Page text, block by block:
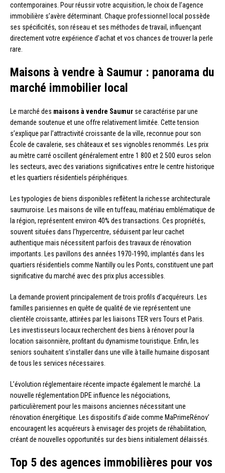
contemporaines. Pour réussir votre acquisition, le choix de l’agence
immobilière s’avère déterminant. Chaque professionnel local possède
ses spécificités, son réseau et ses méthodes de travail, influençant
directement votre expérience d’achat et vos chances de trouver la perle
rare.
Maisons à vendre à Saumur : panorama du
marché immobilier local
Le marché des maisons à vendre Saumur se caractérise par une
demande soutenue et une offre relativement limitée. Cette tension
s’explique par l’attractivité croissante de la ville, reconnue pour son
École de cavalerie, ses châteaux et ses vignobles renommés. Les prix
au mètre carré oscillent généralement entre 1 800 et 2 500 euros selon
les secteurs, avec des variations significatives entre le centre historique
et les quartiers résidentiels périphériques.
Les typologies de biens disponibles reflètent la richesse architecturale
saumuroise. Les maisons de ville en tuffeau, matériau emblématique de
la région, représentent environ 40% des transactions. Ces propriétés,
souvent situées dans l’hypercentre, séduisent par leur cachet
authentique mais nécessitent parfois des travaux de rénovation
importants. Les pavillons des années 1970-1990, implantés dans les
quartiers résidentiels comme Nantilly ou les Ponts, constituent une part
significative du marché avec des prix plus accessibles.
La demande provient principalement de trois profils d’acquéreurs. Les
familles parisiennes en quête de qualité de vie représentent une
clientèle croissante, attirées par les liaisons TER vers Tours et Paris.
Les investisseurs locaux recherchent des biens à rénover pour la
location saisonnière, profitant du dynamisme touristique. Enfin, les
seniors souhaitent s’installer dans une ville à taille humaine disposant
de tous les services nécessaires.
L’évolution réglementaire récente impacte également le marché. La
nouvelle réglementation DPE influence les négociations,
particulièrement pour les maisons anciennes nécessitant une
rénovation énergétique. Les dispositifs d’aide comme MaPrimeRénov’
encouragent les acquéreurs à envisager des projets de réhabilitation,
créant de nouvelles opportunités sur des biens initialement délaissés.
Top 5 des agences immobilières pour vos